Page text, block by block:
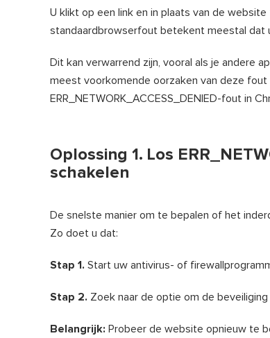
U klikt op een link en in plaats van de
standaardbrowserfout betekent meestal dat
Dit kan verwarrend zijn, vooral als je andere
meest voorkomende oorzaken van deze
ERR_NETWORK_ACCESS_DENIED-fout in
Oplossing 1. Los
schakelen
De snelste manier om te bepalen of het
Zo doet u dat:
Stap 1. Start uw antivirus- of
Stap 2. Zoek naar de optie om de
Belangrijk: Probeer de website opnieuw te